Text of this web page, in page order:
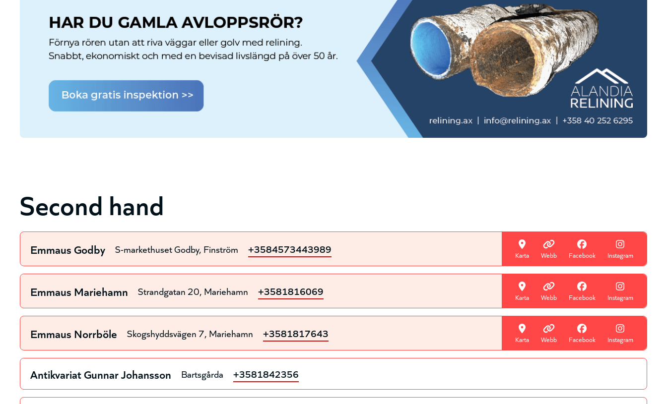
Second hand
Emmaus Godby S-markethuset Godby Finström +3584573443989 Karta Webb Facebook Instagram
Emmaus Mariehamn Strandgatan 20 Mariehamn +3581816069 Karta Webb Facebook Instagram
Emmaus Norrböle Skogshyddsvägen 7 Mariehamn +3581817643 Karta Webb Facebook Instagram
Antikvariat Gunnar Johansson Bartsgårda +3581842356